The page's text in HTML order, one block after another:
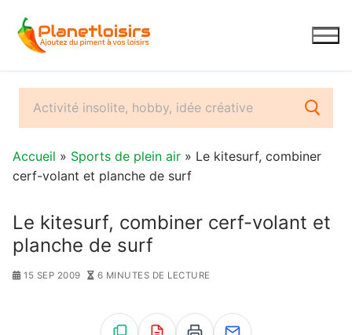
contenu
Accueil » Sports de plein air » Le kitesurf, combiner
cerf-volant et planche de surf
Le kitesurf, combiner cerf-volant et
planche de surf
15 SEP 2009 6 MINUTES DE LECTURE